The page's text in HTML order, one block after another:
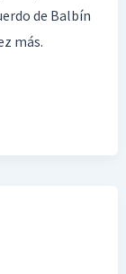
de Balbín
más.